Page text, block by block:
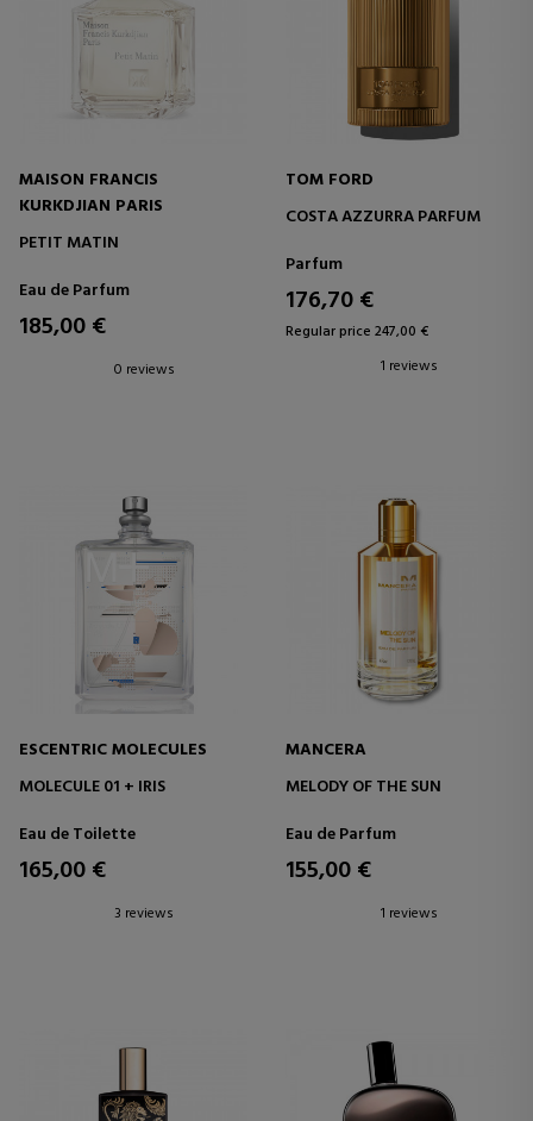
MAISON FRANCIS
KURKDJIAN PARIS
PETIT MATIN
Eau de Parfum
185,00 €
0 reviews
TOM FORD
COSTA AZZURRA PARFUM
Parfum
176,70 €
Regular price 247,00 €
1 reviews
ESCENTRIC MOLECULES
MOLECULE 01 + IRIS
Eau de Toilette
165,00 €
3 reviews
MANCERA
MELODY OF THE SUN
Eau de Parfum
155,00 €
1 reviews